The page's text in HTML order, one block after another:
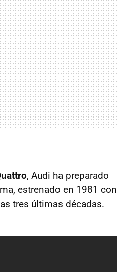
, Audi ha preparado
estrenado en 1981 con
tres últimas décadas.